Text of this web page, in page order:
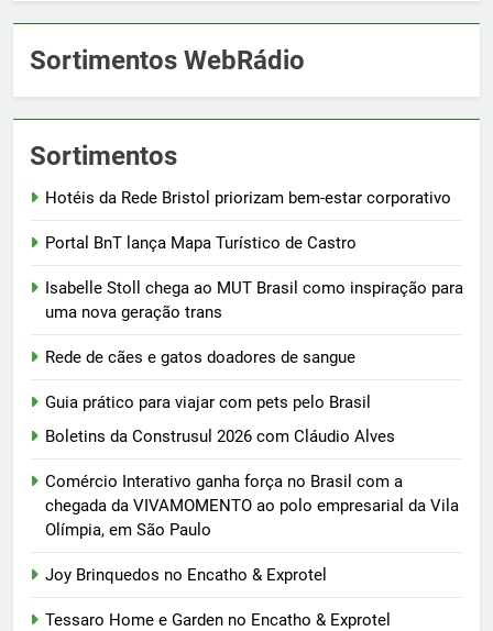
Sortimentos WebRádio
Sortimentos
Hotéis da Rede Bristol priorizam bem-estar corporativo
Portal BnT lança Mapa Turístico de Castro
Isabelle Stoll chega ao MUT Brasil como inspiração para
uma nova geração trans
Rede de cães e gatos doadores de sangue
Guia prático para viajar com pets pelo Brasil
Boletins da Construsul 2026 com Cláudio Alves
Comércio Interativo ganha força no Brasil com a
chegada da VIVAMOMENTO ao polo empresarial da Vila
Olímpia, em São Paulo
Joy Brinquedos no Encatho & Exprotel
Tessaro Home e Garden no Encatho & Exprotel